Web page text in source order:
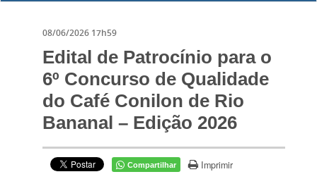
08/06/2026 17h59
Edital de Patrocínio para o
6º Concurso de Qualidade
do Café Conilon de Rio
Bananal – Edição 2026
Compartilhar Imprimir